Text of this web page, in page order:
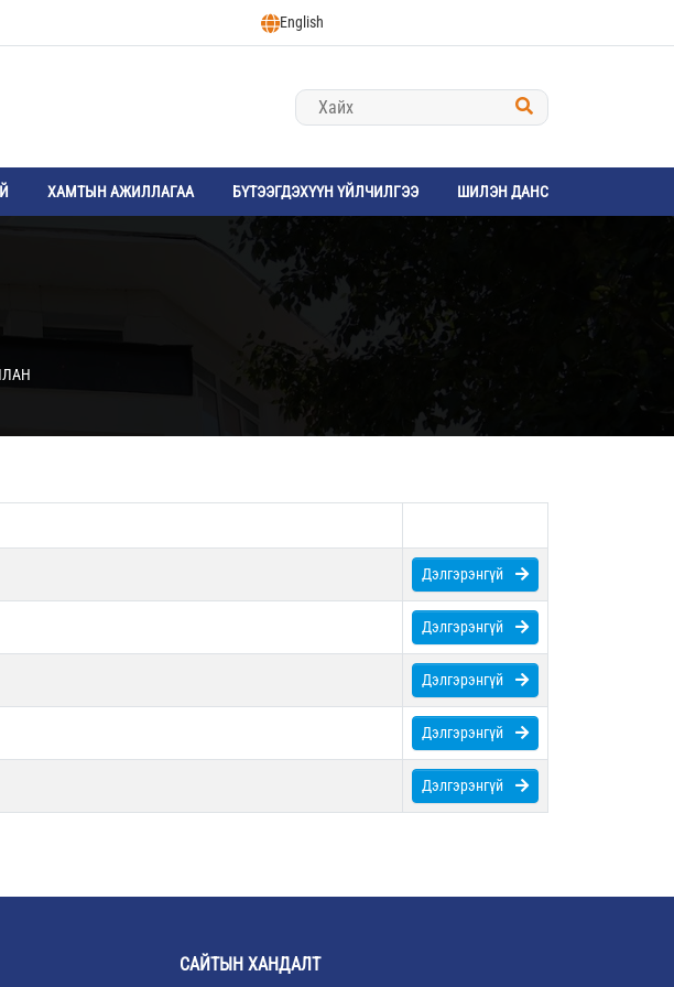
English
ХАМТЫН АЖИЛЛАГАА БҮТЭЭГДЭХҮҮН ҮЙЛЧИЛГЭЭ ШИЛЭН ДАНС
Дэлгэрэнгүй
Дэлгэрэнгүй
Дэлгэрэнгүй
Дэлгэрэнгүй
Дэлгэрэнгүй
САЙТЫН ХАНДАЛТ